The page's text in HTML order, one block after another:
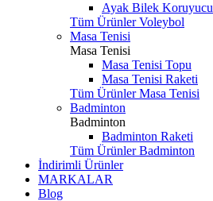
Ayak Bilek Koruyucu
Tüm Ürünler Voleybol
Masa Tenisi
Masa Tenisi
Masa Tenisi Topu
Masa Tenisi Raketi
Tüm Ürünler Masa Tenisi
Badminton
Badminton
Badminton Raketi
Tüm Ürünler Badminton
İndirimli Ürünler
MARKALAR
Blog